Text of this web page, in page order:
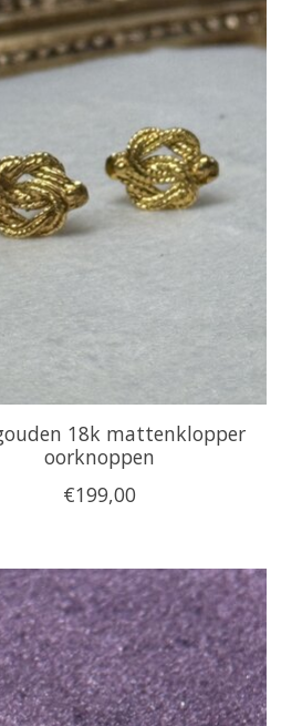
18k mattenklopper
oorknoppen
€199,00